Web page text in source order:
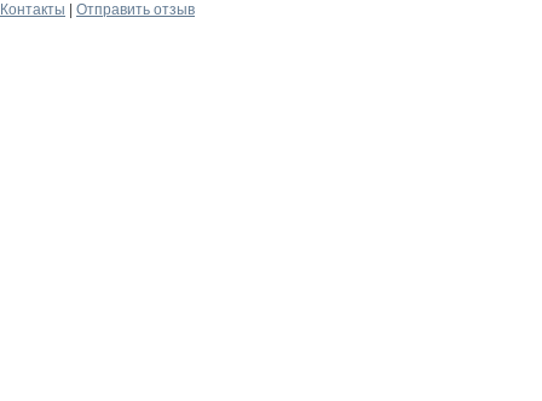
Контакты
Отправить отзыв